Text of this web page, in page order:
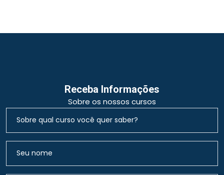
Receba Informações
Sobre os nossos cursos